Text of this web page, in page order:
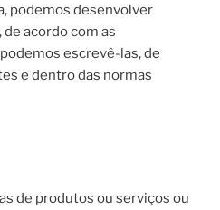
podemos desenvolver
acordo com as
escrevê-las, de
e dentro das normas
de produtos ou serviços ou